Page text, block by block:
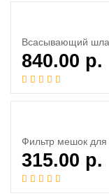
Всасывающий
840.00 р.
Фильтр мешок
315.00 р.